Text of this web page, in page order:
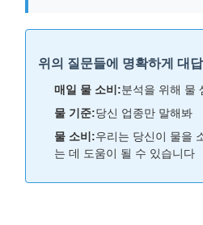
위의 질문들에 명확하게 대
매일 물 소비:분석을 위해 물
물 기준:당신 업종만 말해봐
물 소비:우리는 당신이 물을
는 데 도움이 될 수 있습니다